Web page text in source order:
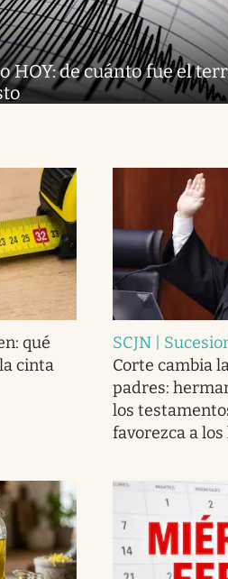
HOY: de cuánto fue el
qué
cinta
SCJN |
Corte cambia
padres:
los
favorezca a